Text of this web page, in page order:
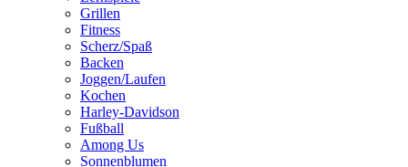
Grillen
Fitness
Scherz/Spaß
Backen
Joggen/Laufen
Kochen
Harley-Davidson
Fußball
Among Us
Sonnenblumen